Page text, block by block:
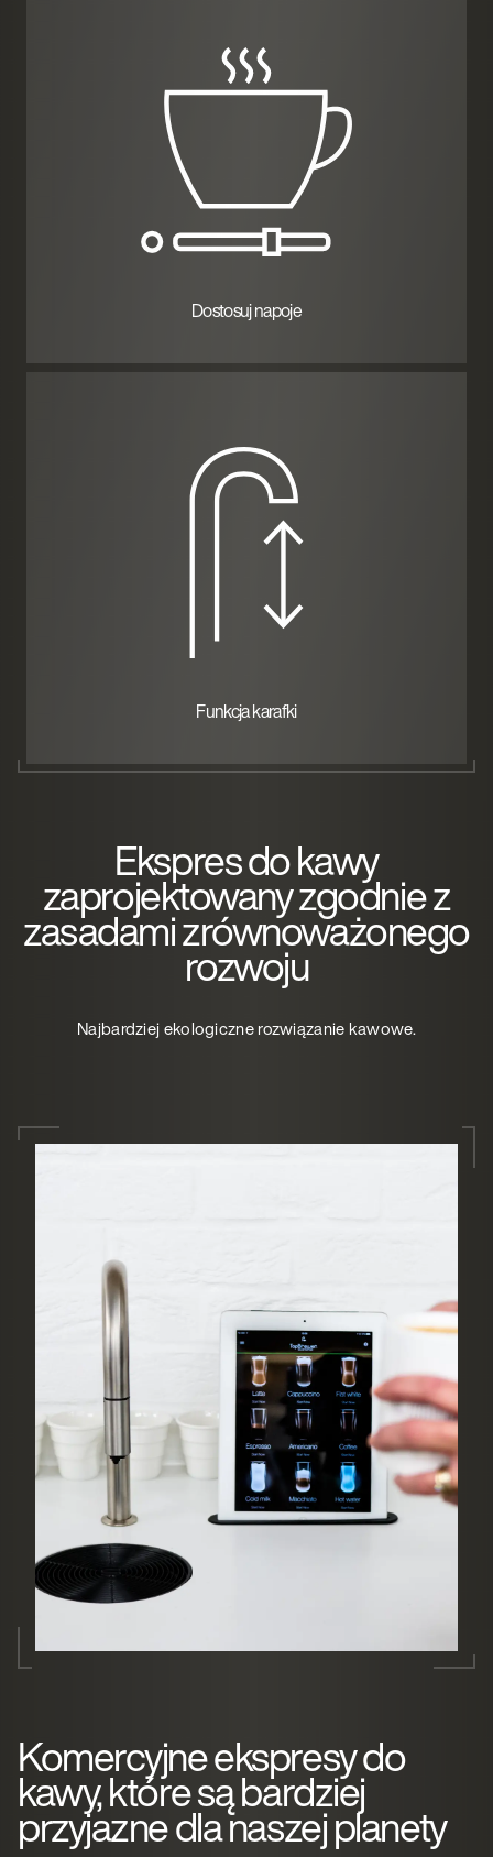
Dostosuj napoje
Funkcja karafki
Ekspres do kawy
zaprojektowany zgodnie z
zasadami zrównoważonego
rozwoju
Najbardziej ekologiczne rozwiązanie kawowe.
Komercyjne ekspresy do
kawy, które są bardziej
przyjazne dla naszej planety